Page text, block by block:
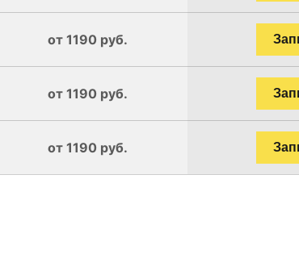
от 1190 руб.
от 1190 руб.
от 1190 руб.